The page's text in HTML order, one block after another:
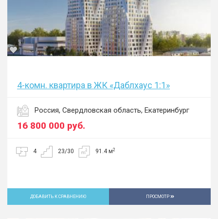
4-комн. квартира в ЖК «Даблхаус 1:1»
Россия, Свердловская область, Екатеринбург
16 800 000 руб.
4 23/30 91.4 м2
ДОБАВИТЬ К СРАВНЕНИЮ ПРОСМОТР